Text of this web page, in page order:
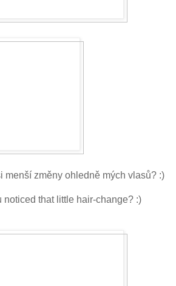
menší změny ohledně mých vlasů? :)
noticed that little hair-change? :)